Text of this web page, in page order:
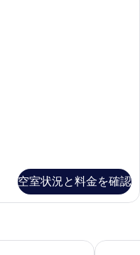
空室状況と料金を確認
トン ブライトン シーフ
アムス